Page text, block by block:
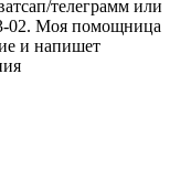
телеграмм или
02. Моя помощница
и напишет